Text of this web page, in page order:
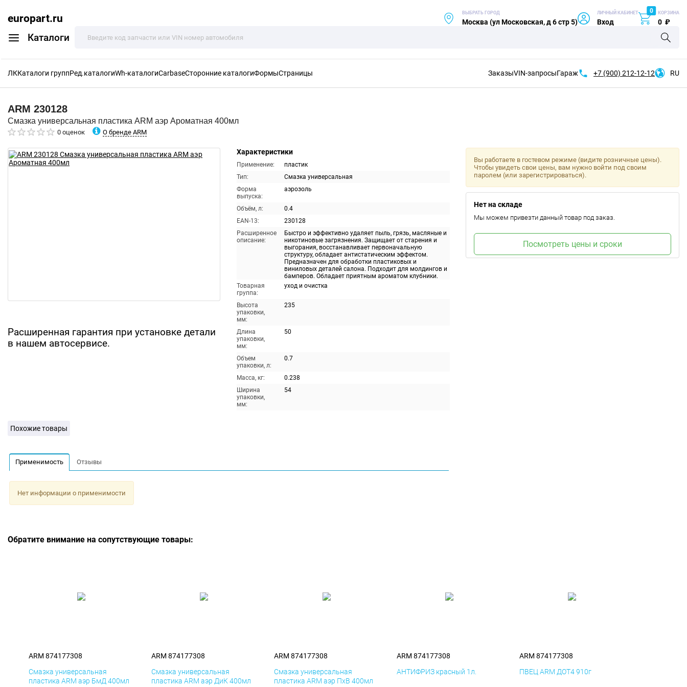
europart.ru
Каталоги
ВЫБРАТЬ ГОРОД
Москва (ул Московская, д 6 стр 5)
ЛИЧНЫЙ КАБИНЕТ
Вход
0 КОРЗИНА
0 ₽
ЛККаталоги группРед.каталогиWh-каталогиCarbaseСторонние каталогиФормыСтраницы ЗаказыVIN-запросыГараж +7 (900) 212-12-12 RU
ARM 230128
Смазка универсальная пластика ARM аэр Ароматная 400мл
0 оценок О бренде ARM
Расширенная гарантия при установке детали
в нашем автосервисе.
Характеристики
Применение:
пластик
Тип:
Смазка универсальная
Форма
выпуска:
аэрозоль
Объём, л:
0.4
EAN-13:
230128
Расширенное
описание:
Быстро и эффективно удаляет пыль, грязь, масляные и
никотиновые загрязнения. Защищает от старения и
выгорания, восстанавливает первоначальную
структуру, обладает антистатическим эффектом.
Предназначен для обработки пластиковых и
виниловых деталей салона. Подходит для молдингов и
бамперов. Обладает приятным ароматом клубники.
Товарная
группа:
уход и очистка
Высота
упаковки,
мм:
235
Длина
упаковки,
мм:
50
Объем
упаковки, л:
0.7
Масса, кг:
0.238
Ширина
упаковки,
мм:
54
Вы работаете в гостевом режиме (видите розничные цены).
Чтобы увидеть свои цены, вам нужно войти под своим
паролем (или зарегистрироваться).
Нет на складе
Мы можем привезти данный товар под заказ.
Посмотреть цены и сроки
Похожие товары
Применимость Отзывы
Нет информации о применимости
Обратите внимание на сопутствующие товары:
ARM 874177308
Смазка универсальная
пластика ARM аэр БмД 400мл
ARM 874177308
Смазка универсальная
пластика ARM аэр ДиК 400мл
ARM 874177308
Смазка универсальная
пластика ARM аэр ПхВ 400мл
ARM 874177308
АНТИФРИЗ красный 1л.
ARM 874177308
ПВЕЦ ARM ДОТ4 910г